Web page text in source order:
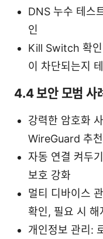
DNS 누수 테스
인
Kill Switch 확인
이 차단되는지
4.4 보안 모범 사례
강력한 암호화
WireGuard 추천
자동 연결 켜두
보호 강화
멀티 디바이스
확인, 필요 시 해
개인정보 관리: